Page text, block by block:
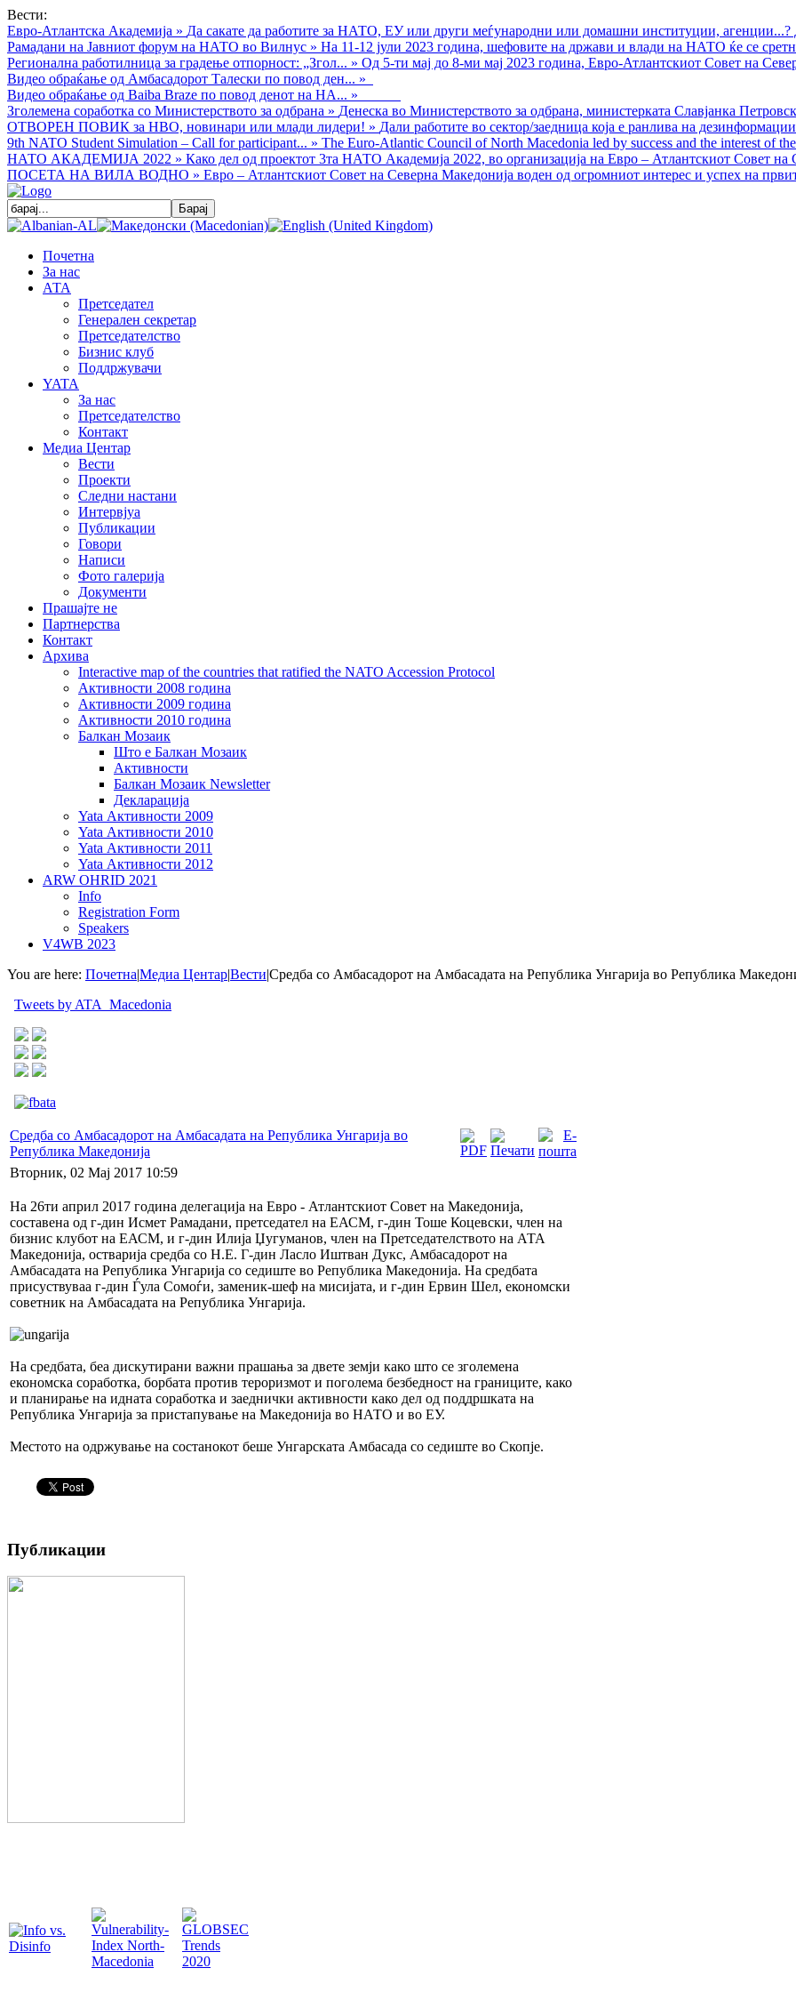
Вести:
Евро-Атлантска Академија » Да сакате да работите за НАТО, ЕУ или други меѓународни или домашни институции, агенции...?
Рамадани на Јавниот форум на НАТО во Вилнус » На 11-12 јули 2023 година, шефовите на држави и влади на НАТО ќе се
Регионална работилница за градење отпорност: „Згол... » Од 5-ти мај до 8-ми мај 2023 година, Евро-Атлантскиот Совет на
Видео обраќањe од Амбасадорот Талески по повод ден... »
Видео обраќање од Baiba Braze по повод денот на НА... »
Зголемена соработка со Министерството за одбрана » Денеска во Министерството за одбрана, министерката Славјанка
ОТВОРЕН ПОВИК за НВО, новинари или млади лидери! » Дали работите во сектор/заедница која е ранлива на
9th NATO Student Simulation – Call for participant... » The Euro-Atlantic Council of North Macedonia led by success and the interest of
НАТО АКАДЕМИЈА 2022 » Како дел од проектот 3та НАТО Академија 2022, во организација на Евро – Атлантскиот Совет на
ПОСЕТА НА ВИЛА ВОДНО » Евро – Атлантскиот Совет на Северна Македонија воден од огромниот интерес и успех на
Почетна
За нас
АТА
Претседател
Генерален секретар
Претседателство
Бизнис клуб
Поддржувачи
YATA
За нас
Претседателство
Контакт
Медиа Центар
Вести
Проекти
Следни настани
Интервјуа
Публикации
Говори
Написи
Фото галерија
Документи
Прашајте не
Партнерства
Контакт
Архива
Interactive map of the countries that ratified the NATO Accession Protocol
Активности 2008 година
Активности 2009 година
Активности 2010 година
Балкан Мозаик
Што е Балкан Мозаик
Активности
Балкан Мозаик Newsletter
Декларација
Yata Активности 2009
Yata Активности 2010
Yata Активности 2011
Yata Активности 2012
ARW OHRID 2021
Info
Registration Form
Speakers
V4WB 2023
You are here: Почетна|Медиа Центар|Вести|Средба со Амбасадорот на Амбасадата на Република Унгарија во Република
Tweets by ATA_Macedonia
Средба со Амбасадорот на Амбасадата на Република Унгарија во
Република Македонија
Вторник, 02 Мај 2017 10:59
На 26ти април 2017 година делегација на Евро - Атлантскиот Совет на Македонија,
составена од г-дин Исмет Рамадани, претседател на ЕАСМ, г-дин Тоше Коцевски, член на
бизнис клубот на ЕАСМ, и г-дин Илија Џугуманов, член на Претседателството на АТА
Македонија, остварија средба со Н.Е. Г-дин Ласло Иштван Дукс, Амбасадорот на
Амбасадата на Република Унгарија со седиште во Република Македонија. На средбата
присуствуваа г-дин Ѓула Сомоѓи, заменик-шеф на мисијата, и г-дин Ервин Шел, економски
советник на Амбасадата на Република Унгарија.
На средбата, беа дискутирани важни прашања за двете земји како што се зголемена
економска соработка, борбата против тероризмот и поголема безбедност на границите, како
и планирање на идната соработка и заеднички активности како дел од поддршката на
Република Унгарија за пристапување на Македонија во НАТО и во ЕУ.
Местото на одржување на состанокот беше Унгарската Амбасада со седиште во Скопје.
Публикации